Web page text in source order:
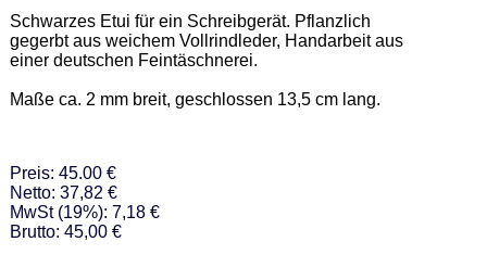
Schwarzes Etui für ein Schreibgerät. Pflanzlich
gegerbt aus weichem Vollrindleder, Handarbeit aus
einer deutschen Feintäschnerei.
Maße ca. 2 mm breit, geschlossen 13,5 cm lang.
Preis: 45.00 €
Netto: 37,82 €
MwSt (19%): 7,18 €
Brutto: 45,00 €